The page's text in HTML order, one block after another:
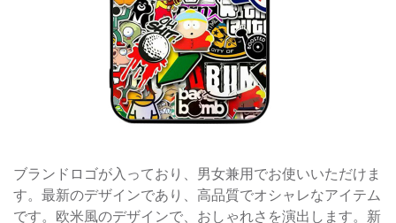
ブランドロゴが入っており、男女兼用でお使いいただけま
す。最新のデザインであり、高品質でオシャレなアイテム
です。欧米風のデザインで、おしゃれさを演出します。新